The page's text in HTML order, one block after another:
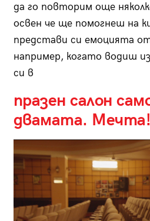
да го повторим още
освен че ще помогнеш на
представи си емоцията
например, когато водиш
си в
празен салон
двамата. Мечта!